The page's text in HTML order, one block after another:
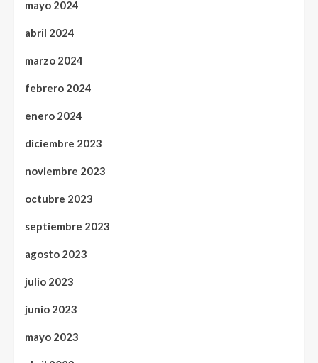
mayo 2024
abril 2024
marzo 2024
febrero 2024
enero 2024
diciembre 2023
noviembre 2023
octubre 2023
septiembre 2023
agosto 2023
julio 2023
junio 2023
mayo 2023